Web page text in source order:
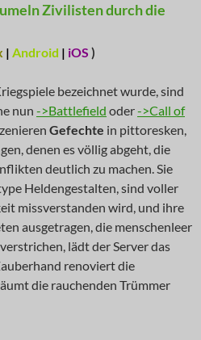
Zivilisten durch die
| Android | iOS )
bezeichnet wurde, sind
nun ->Battlefield oder->Call of
Gefechte in pittoresken,
denen es völlig abgeht, die
deutlich zu machen. Sie
Heldengestalten, sind voller
missverstanden wird, und ihre
ausgetragen, die menschenleer
lädt der Server das
renoviert die
die rauchenden Trümmer